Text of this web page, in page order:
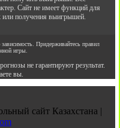
Сайт не имеет функций для
или получения выигрышей.
Придерживайтесь правил
игры.
не гарантируют результат.
вы.
сайт Казахстана |